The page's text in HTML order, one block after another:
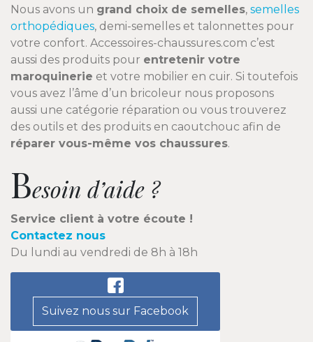
Nous avons un grand choix de semelles, semelles
orthopédiques, demi-semelles et talonnettes pour
votre confort. Accessoires-chaussures.com c’est
aussi des produits pour entretenir votre
maroquinerie et votre mobilier en cuir. Si toutefois
vous avez l’âme d’un bricoleur nous proposons
aussi une catégorie réparation ou vous trouverez
des outils et des produits en caoutchouc afin de
réparer vous-même vos chaussures.
Besoin d’aide ?
Service client à votre écoute !
Contactez nous
Du lundi au vendredi de 8h à 18h
Suivez nous sur Facebook